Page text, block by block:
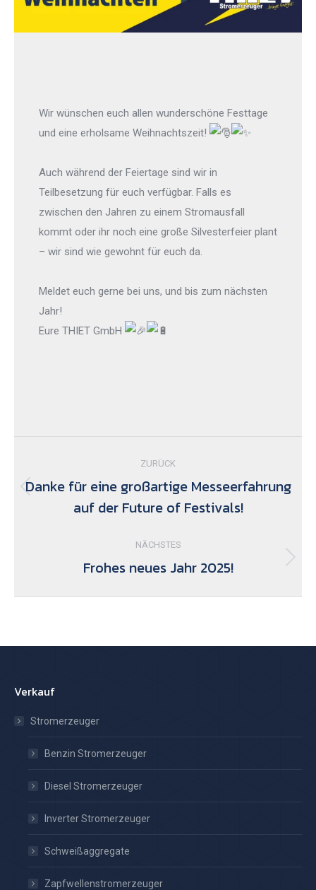
Wir wünschen euch allen wunderschöne Festtage
und eine erholsame Weihnachtszeit!
Auch während der Feiertage sind wir in
Teilbesetzung für euch verfügbar. Falls es
zwischen den Jahren zu einem Stromausfall
kommt oder ihr noch eine große Silvesterfeier plant
– wir sind wie gewohnt für euch da.
Meldet euch gerne bei uns, und bis zum nächsten
Jahr!
Eure THIET GmbH
ZURÜCK
Vorheriger
Beitrag:
Danke für eine großartige Messeerfahrung
auf der Future of Festivals!
NÄCHSTES
Nächster
Frohes neues Jahr 2025!
Verkauf
Stromerzeuger
Benzin Stromerzeuger
Diesel Stromerzeuger
Inverter Stromerzeuger
Schweißaggregate
Zapfwellenstromerzeuger